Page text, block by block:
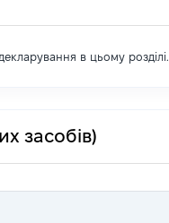
в цьому розділі.
засобів)